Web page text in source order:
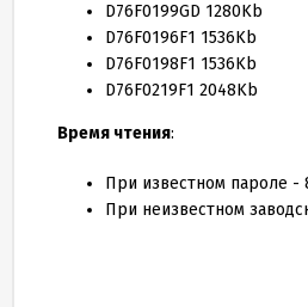
D76F0199GD 1280Kb
D76F0196F1 1536Kb
D76F0198F1 1536Kb
D76F0219F1 2048Kb
Время чтения:
При известном пароле -
При неизвестном